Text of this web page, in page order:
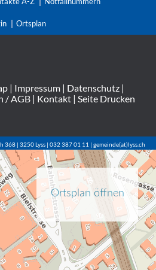
Ortsplan
| Impressum| Datenschutz|
/ AGB| Kontakt| Seite Drucken
| 3250 Lyss | 032 387 01 11 | gemeinde(at)lyss.ch